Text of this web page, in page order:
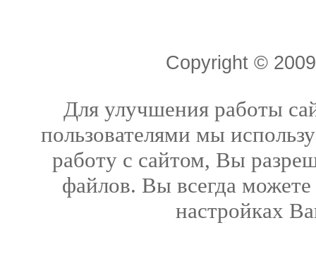
Copyright ©
Для улучшения работы
пользователями мы
работу с сайтом, Вы
файлов. Вы всегда
настройках